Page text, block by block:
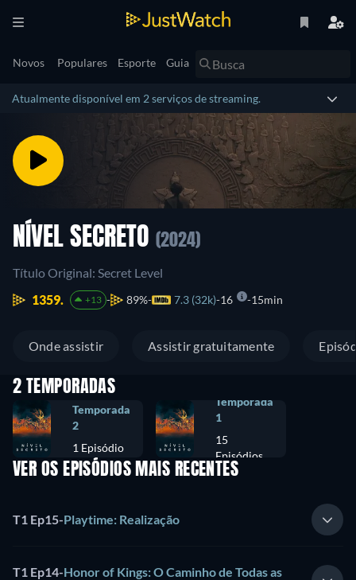
Novos Populares Esporte Guia
Atualmente disponível em 2 serviços de streaming.
NÍVEL SECRETO (2024)
Título Original: Secret Level
1359.
+13 89% 7.3 (32k) 16 15min
Onde assistir Assistir gratuitamente
2 TEMPORADAS
Temporada
2
1 Episódio
Temporada
1
15
Episódios
VER OS EPISÓDIOS MAIS RECENTES
T1 Ep15-Playtime: Realização
T1 Ep14-Honor of Kings: O Caminho de Todas as